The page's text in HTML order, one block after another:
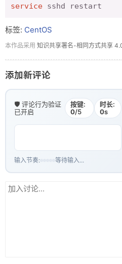
service sshd restart
标签: CentOS
本作品采用 知识共享署名-相同方式共享
添加新评论
🛡️ 评论行为验证
已开启
按键:
0/5
时长:
0s
输入节奏: 等待输入...